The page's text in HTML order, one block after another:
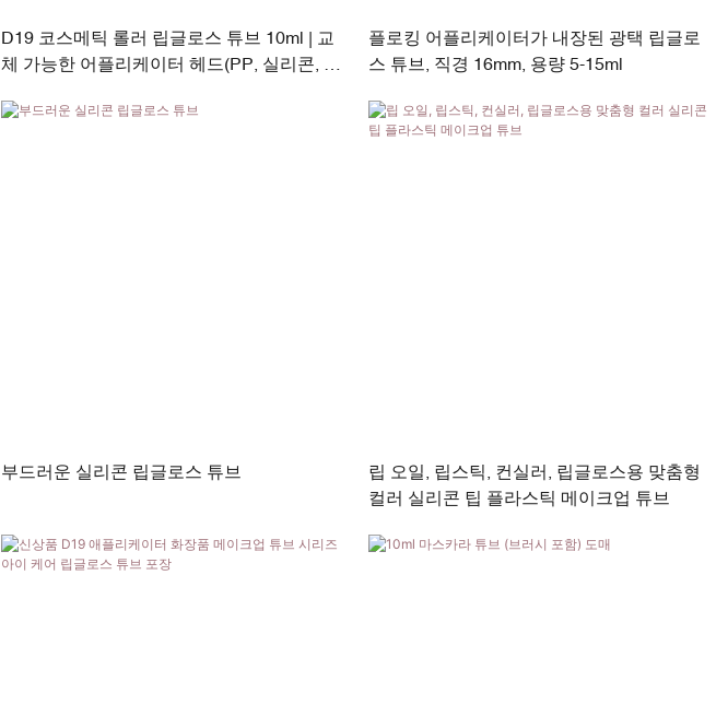
D19 코스메틱 롤러 립글로스 튜브 10ml | 교
체 가능한 어플리케이터 헤드(PP, 실리콘, 스
이크업 패키지
플로킹 어플리케이터가 내장된 광택 립글로
스 튜브, 직경 16mm, 용량 5-15ml
부드러운 실리콘 립글로스 튜브
립 오일, 립스틱, 컨실러, 립글로스용 맞춤형
컬러 실리콘 팁 플라스틱 메이크업 튜브